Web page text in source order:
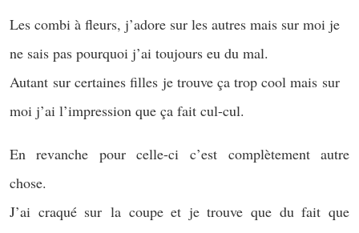
Les combi à fleurs, j’adore sur les autres mais sur moi je
ne sais pas pourquoi j’ai toujours eu du mal.
Autant sur certaines filles je trouve ça trop cool mais sur
moi j’ai l’impression que ça fait cul-cul.
En revanche pour celle-ci c’est complètement autre
chose.
J’ai craqué sur la coupe et je trouve que du fait que